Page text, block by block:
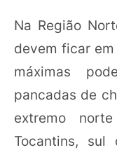
Na Região
devem ficar
máximas
pancadas de
extremo
Tocantins, sul